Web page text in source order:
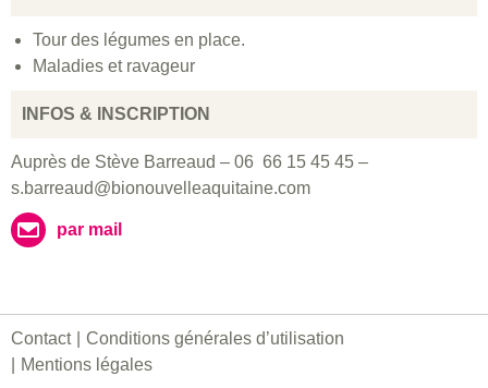
Tour des légumes en place.
Maladies et ravageur
INFOS & INSCRIPTION
Auprès de Stève Barreaud – 06 66 15 45 45 –
s.barreaud@bionouvelleaquitaine.com
par mail
Contact
Conditions générales d’utilisation
Mentions légales